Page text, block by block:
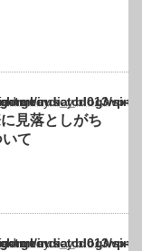
inindia_blog/wp-content/themes/
見落としがち
て
inindia_blog/wp-content/themes/